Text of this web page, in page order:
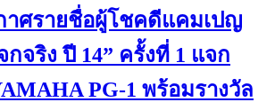
าศรายชื่อผู้โชคดีแคมเปญ
จริง ปี 14” ครั้งที่ 1 แจก
PG-1 พร้อมรางวัล